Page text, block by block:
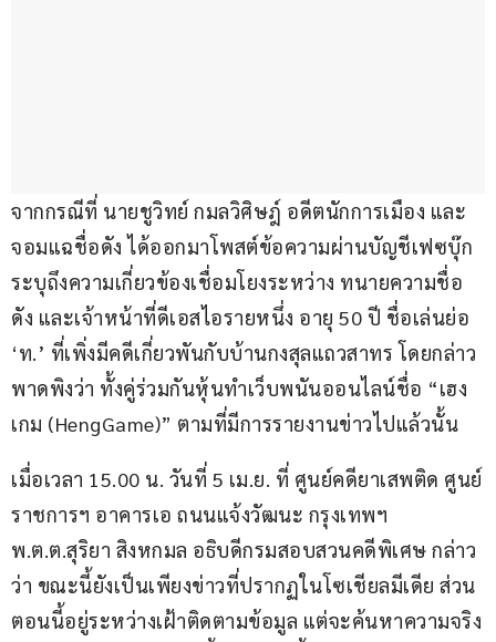
จากกรณีที่ นายชูวิทย์ กมลวิศิษฎ์ อดีตนักการเมือง และ
จอมแฉชื่อดัง ได้ออกมาโพสต์ข้อความผ่านบัญชีเฟซบุ๊ก
ระบุถึงความเกี่ยวข้องเชื่อมโยงระหว่าง ทนายความชื่อ
ดัง และเจ้าหน้าที่ดีเอสไอรายหนึ่ง อายุ 50 ปี ชื่อเล่นย่อ
‘ท.’ ที่เพิ่งมีคดีเกี่ยวพันกับบ้านกงสุลแถวสาทร โดยกล่าว
พาดพิงว่า ทั้งคู่ร่วมกันหุ้นทำเว็บพนันออนไลน์ชื่อ “เฮง
เกม (HengGame)” ตามที่มีการรายงานข่าวไปแล้วนั้น
เมื่อเวลา 15.00 น. วันที่ 5 เม.ย. ที่ ศูนย์คดียาเสพติด ศูนย์
ราชการฯ อาคารเอ ถนนแจ้งวัฒนะ กรุงเทพฯ
พ.ต.ต.สุริยา สิงหกมล อธิบดีกรมสอบสวนคดีพิเศษ กล่าว
ว่า ขณะนี้ยังเป็นเพียงข่าวที่ปรากฏในโซเชียลมีเดีย ส่วน
ตอนนี้อยู่ระหว่างเฝ้าติดตามข้อมูล แต่จะค้นหาความจริง